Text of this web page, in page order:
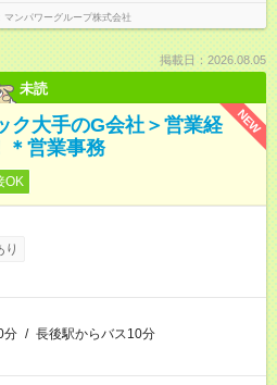
マンパワーグループ株式会社
掲載日：2026.08.05
未読
NEW
ク大手のG会社＞営業経
＊営業事務
OK
り
分 / 長後駅からバス10分